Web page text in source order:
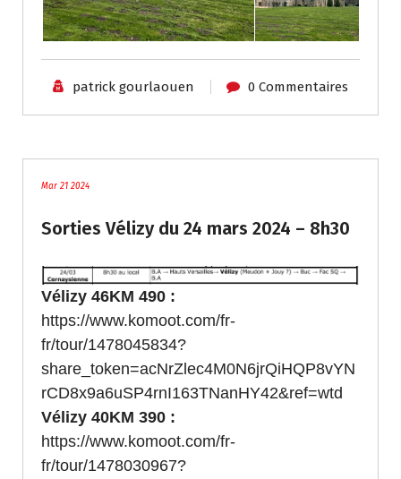
patrick gourlaouen 0 Commentaires
Mar 21 2024
Sorties Vélizy du 24 mars 2024 – 8h30
Vélizy 46KM 490 :
https://www.komoot.com/fr-
fr/tour/1478045834?
share_token=acNrZlec4M0N6jrQiHQP8vYN
rCD8x9a6uSP4rnI163TNanHY42&ref=wtd
Vélizy 40KM 390 :
https://www.komoot.com/fr-
fr/tour/1478030967?